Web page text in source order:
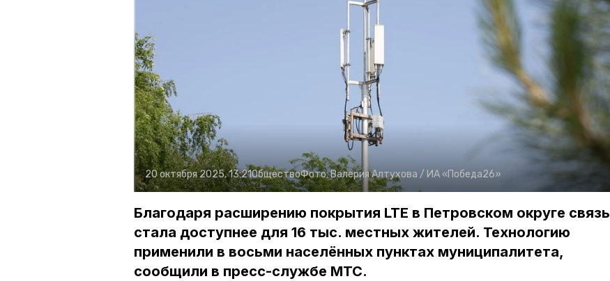
20 октября 2025, 13:21ОбществоФото:Валерия Алтухова / ИА «Победа26»
Благодаря расширению покрытия LTE в Петровском округе связь
стала доступнее для 16 тыс. местных жителей. Технологию
применили в восьми населённых пунктах муниципалитета,
сообщили в пресс-службе МТС.